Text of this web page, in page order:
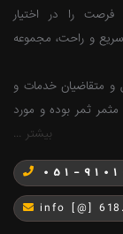
را در اختیار
سریع و راحت، مجموعه
صاحبان مشاغل و متقاضیان خدمات و
مثمر ثمر بوده و مورد
بیشتر ...
051-
info [@]